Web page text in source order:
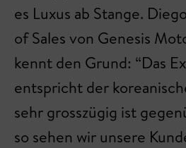
es Luxus ab Stange.
of Sales von Genesis
kennt den Grund: “Das
entspricht der
sehr grosszügig ist
so sehen wir unsere